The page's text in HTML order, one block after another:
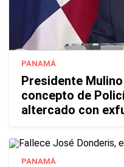
PANAMÁ
Presidente
concepto de
altercado con
PANAMÁ